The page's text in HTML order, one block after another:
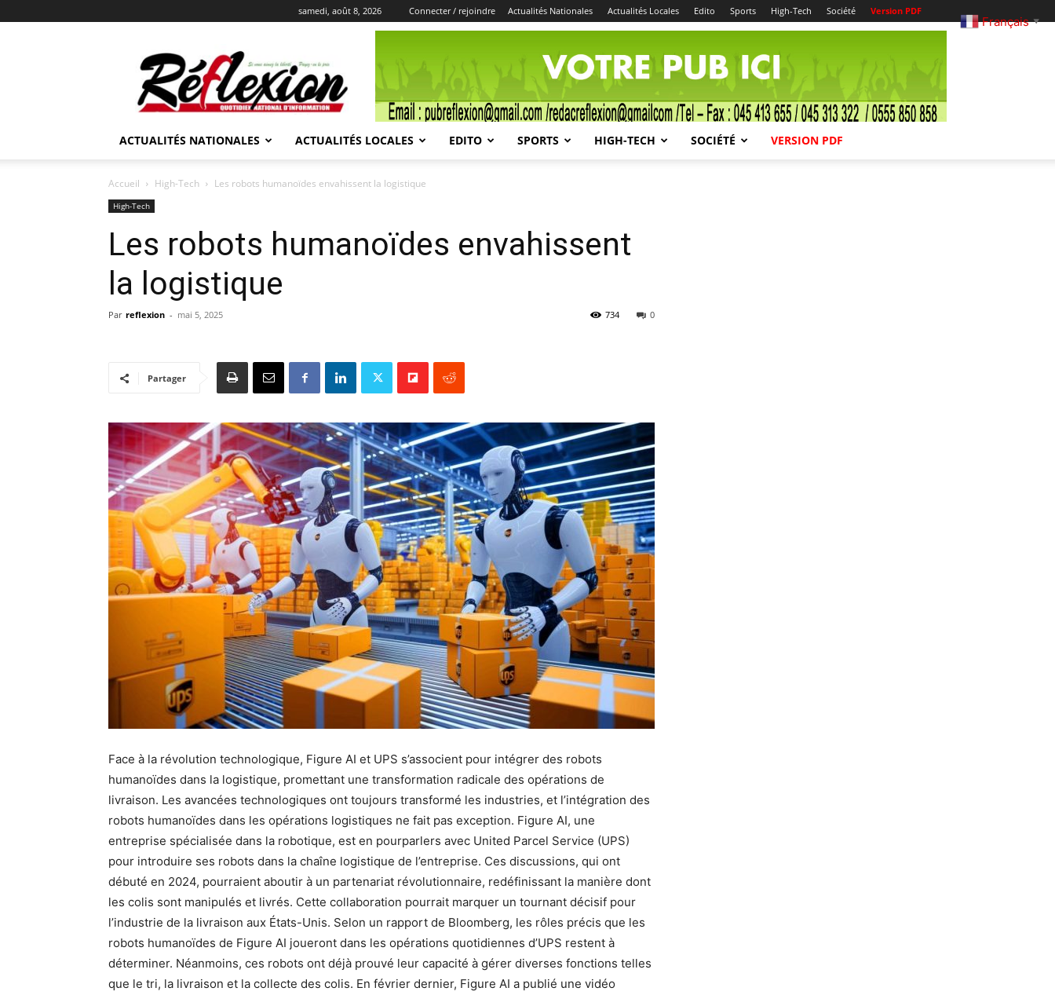
samedi, août 8, 2026 Connecter / rejoindre Actualités Nationales Actualités Locales Edito Sports High-Tech Société Version PDF
REFLEXION
ACTUALITÉS NATIONALES ACTUALITÉS LOCALES EDITO SPORTS HIGH-TECH SOCIÉTÉ VERSION PDF
Accueil High-Tech Les robots humanoïdes envahissent la logistique
High-Tech
Les robots humanoïdes envahissent
la logistique
Par reflexion - mai 5, 2025 0
734
Partager
Face à la révolution technologique, Figure AI et UPS s’associent pour intégrer des robots
humanoïdes dans la logistique, promettant une transformation radicale des opérations de
livraison. Les avancées technologiques ont toujours transformé les industries, et l’intégration des
robots humanoïdes dans les opérations logistiques ne fait pas exception. Figure AI, une
entreprise spécialisée dans la robotique, est en pourparlers avec United Parcel Service (UPS)
pour introduire ses robots dans la chaîne logistique de l’entreprise. Ces discussions, qui ont
débuté en 2024, pourraient aboutir à un partenariat révolutionnaire, redéfinissant la manière dont
les colis sont manipulés et livrés. Cette collaboration pourrait marquer un tournant décisif pour
l’industrie de la livraison aux États-Unis. Selon un rapport de Bloomberg, les rôles précis que les
robots humanoïdes de Figure AI joueront dans les opérations quotidiennes d’UPS restent à
déterminer. Néanmoins, ces robots ont déjà prouvé leur capacité à gérer diverses fonctions telles
que le tri, la livraison et la collecte des colis. En février dernier, Figure AI a publié une vidéo
Français ▼